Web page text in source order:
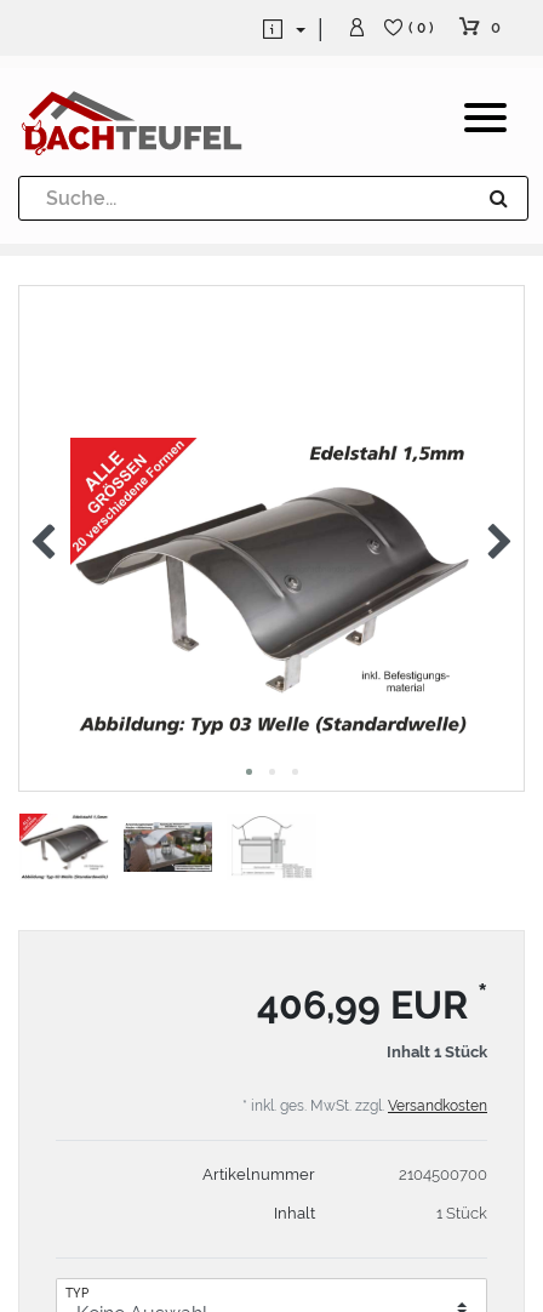
Dachrinne und Fallrohre
Werkzeuge und Löttechnik
( 0 ) 0
406,99 EUR *
Inhalt 1 Stück
* inkl. ges. MwSt. zzgl. Versandkosten
Artikelnummer 2104500700
Inhalt 1 Stück
TYP